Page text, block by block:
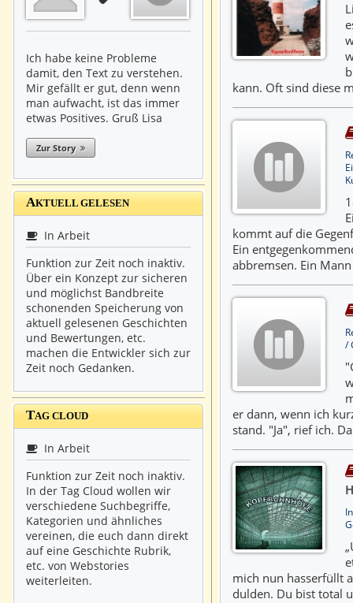
kann. Oft sind diese
kommt auf die
Ein
abbremsen. Ein
/
er dann, wenn ich
stand. "Ja", rief ich.
mich nun hasserfüllt
dulden. Du bist total
Ich habe keine Probleme
damit, den Text zu verstehen.
Mir gefällt er gut, denn wenn
man aufwacht, ist das immer
etwas Positives. Gruß Lisa
Zur Story
AKTUELL GELESEN
In Arbeit
Funktion zur Zeit noch inaktiv.
Über ein Konzept zur sicheren
und möglichst Bandbreite
schonenden Speicherung von
aktuell gelesenen Geschichten
und Bewertungen, etc.
machen die Entwickler sich zur
Zeit noch Gedanken.
TAG CLOUD
In Arbeit
Funktion zur Zeit noch inaktiv.
In der Tag Cloud wollen wir
verschiedene Suchbegriffe,
Kategorien und ähnliches
vereinen, die euch dann direkt
auf eine Geschichte Rubrik,
etc. von Webstories
weiterleiten.